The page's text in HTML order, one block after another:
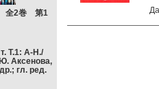
全2巻 第1
Т.1: А-Н./
Аксенова,
гл. ред.